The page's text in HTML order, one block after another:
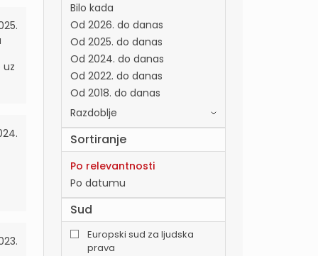
uz
Bilo kada
Od 2026. do danas
Od 2025. do danas
Od 2024. do danas
Od 2022. do danas
Od 2018. do danas
Razdoblje
Sortiranje
Po relevantnosti
Po datumu
Sud
Europski sud za ljudska
prava